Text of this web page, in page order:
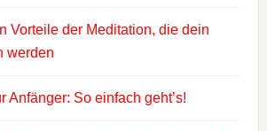
Vorteile der Meditation, die dein
werden
Anfänger: So einfach geht’s!